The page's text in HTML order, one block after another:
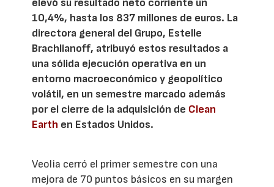
elevó su resultado neto corriente un
10,4%, hasta los 837 millones de euros. La
directora general del Grupo, Estelle
Brachlianoff, atribuyó estos resultados a
una sólida ejecución operativa en un
entorno macroeconómico y geopolítico
volátil, en un semestre marcado además
por el cierre de la adquisición de Clean
Earth en Estados Unidos.
Veolia cerró el primer semestre con una
mejora de 70 puntos básicos en su margen